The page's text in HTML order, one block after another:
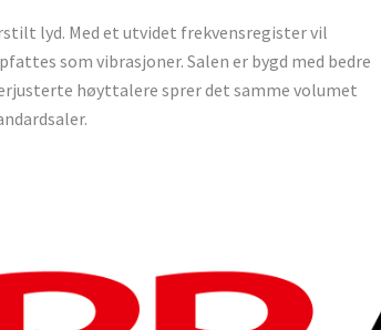
lyd. Med et utvidet frekvensregister vil
som vibrasjoner. Salen er bygd med bedre
høyttalere sprer det samme volumet